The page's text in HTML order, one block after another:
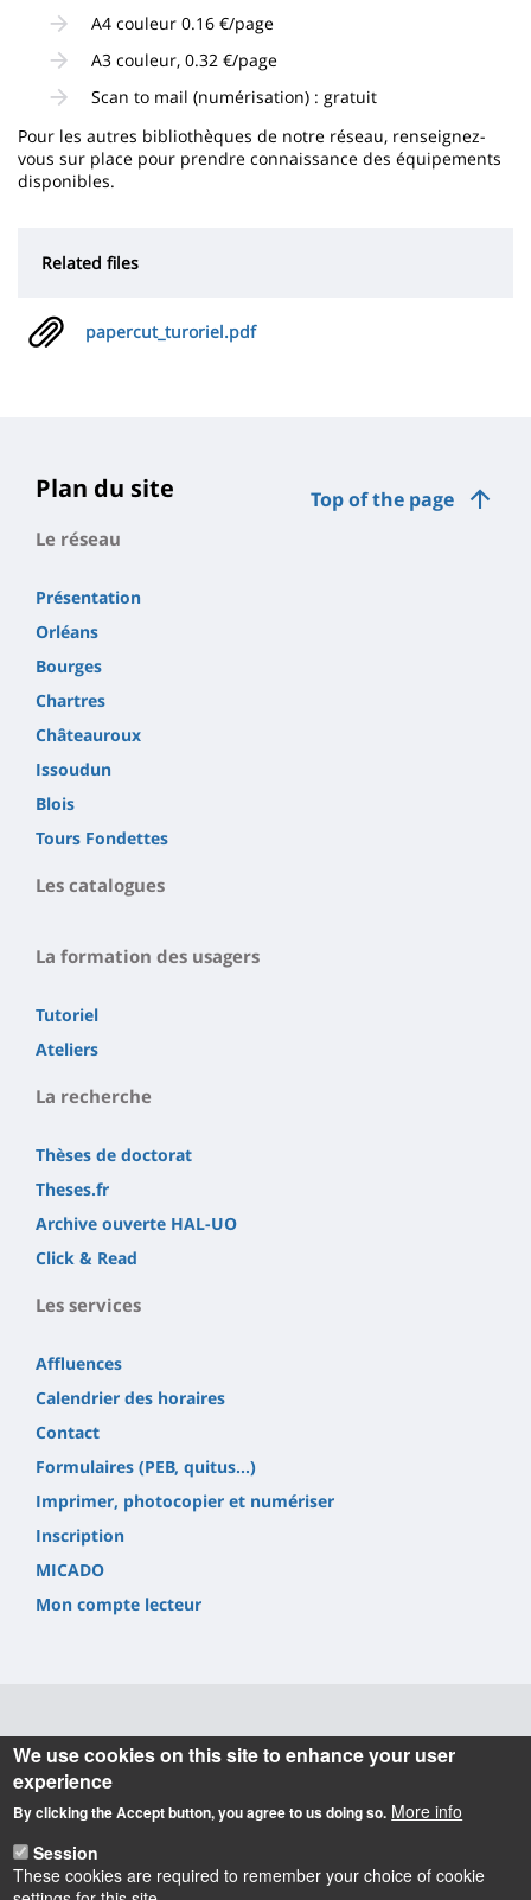
A4 couleur 0.16 €/page
A3 couleur, 0.32 €/page
Scan to mail (numérisation) : gratuit
Pour les autres bibliothèques de notre réseau, renseignez-
vous sur place pour prendre connaissance des équipements
disponibles.
Related files
papercut_turoriel.pdf
Top of the page
Plan du site
Le réseau
Présentation
Orléans
Bourges
Chartres
Châteauroux
Issoudun
Blois
Tours Fondettes
Les catalogues
La formation des usagers
Tutoriel
Ateliers
La recherche
Thèses de doctorat
Theses.fr
Archive ouverte HAL-UO
Click & Read
Les services
Affluences
Calendrier des horaires
Contact
Formulaires (PEB, quitus...)
Imprimer, photocopier et numériser
Inscription
MICADO
Mon compte lecteur
Informations
Service Commun de Documentation
6 rue de Tours 45072 Orléans cedex 2.
Tel. +33(0) 2 38 41 71 84
[Contact ]
We use cookies on this site to enhance your user
experience
By clicking the Accept button, you agree to us doing so. More info
Session
These cookies are required to remember your choice of cookie